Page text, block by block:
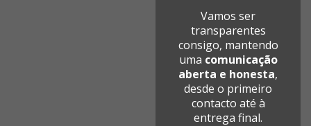
Vamos ser
transparentes
consigo, mantendo
uma comunicação
aberta e honesta,
desde o primeiro
contacto até à
entrega final.